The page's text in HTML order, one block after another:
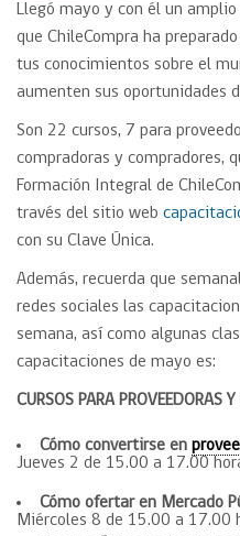
Llegó mayo y con él un
que ChileCompra ha
tus conocimientos sobre el
aumenten sus oportunidades
Son 22 cursos, 7 para
compradoras y compradores,
Formación Integral de
través del sitio web
con su Clave Única.
Además, recuerda que
redes sociales las
semana, así como algunas
capacitaciones de mayo es:
CURSOS PARA PROVEEDORAS
Cómo convertirse en
Jueves 2 de 15.00 a 17.00
Cómo ofertar en Mercado
Miércoles 8 de 15.00 a 17.00